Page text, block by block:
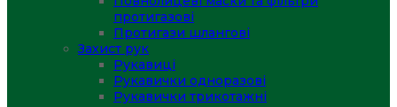
протигазові
Протигази шлангові
Захист рук
Рукавиці
Рукавички одноразові
Рукавички трикотажні